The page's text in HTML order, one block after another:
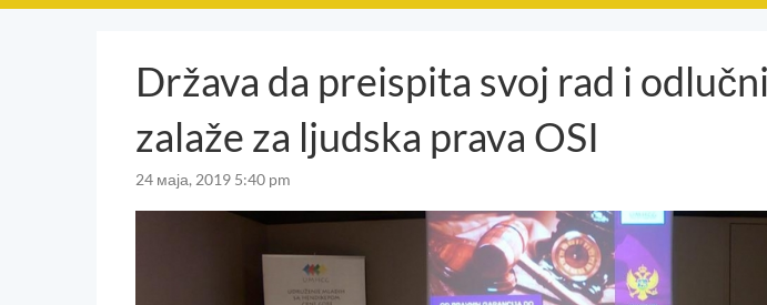
Država da preispita svoj rad i
zalaže za ljudska prava OSI
24 маја, 2019 5:40 pm